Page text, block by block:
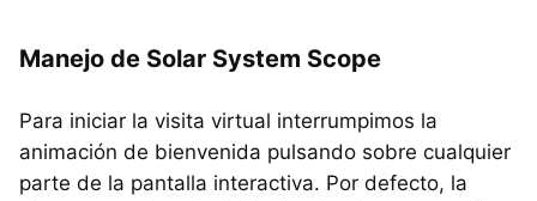
Manejo de Solar System Scope
Para iniciar la visita virtual interrumpimos la
animación de bienvenida pulsando sobre cualquier
parte de la pantalla interactiva. Por defecto, la